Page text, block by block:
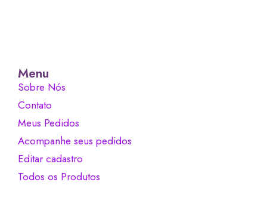
Menu
Sobre Nós
Contato
Meus Pedidos
Acompanhe seus pedidos
Editar cadastro
Todos os Produtos